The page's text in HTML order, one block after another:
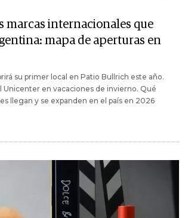
marcas internacionales que
mapa de aperturas en
su primer local en Patio Bullrich este año.
Unicenter en vacaciones de invierno. Qué
llegan y se expanden en el país en 2026